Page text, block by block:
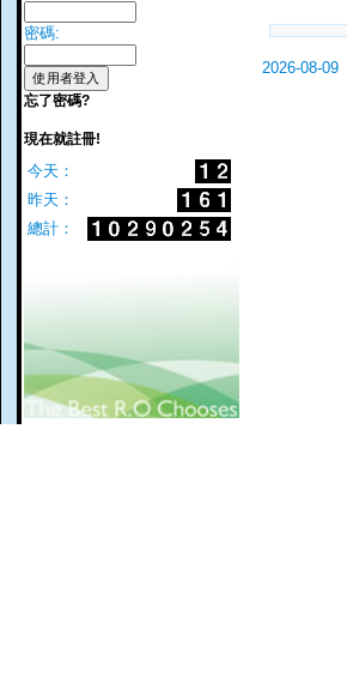
密碼:
忘了密碼?
現在就註冊!
今天：
昨天：
總計：
2026-08-09